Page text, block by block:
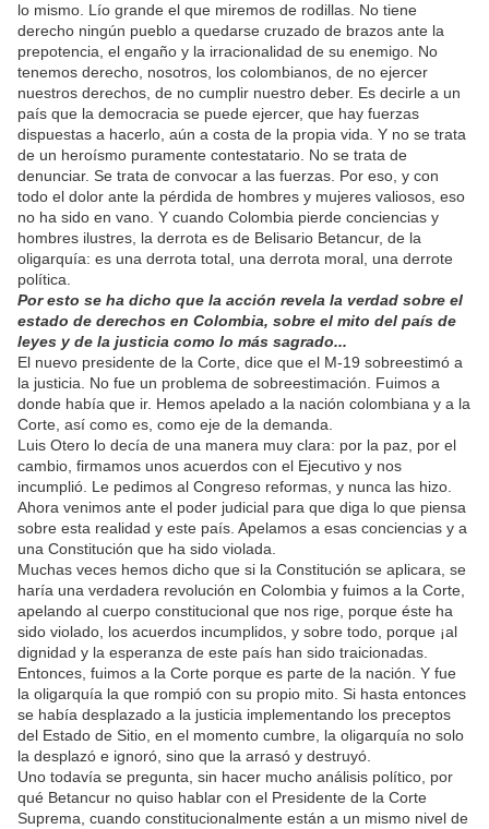
lo mismo. Lío grande el que miremos de rodillas. No tiene
derecho ningún pueblo a quedarse cruzado de brazos ante la
prepotencia, el engaño y la irracionalidad de su enemigo. No
tenemos derecho, nosotros, los colombianos, de no ejercer
nuestros derechos, de no cumplir nuestro deber. Es decirle a un
país que la democracia se puede ejercer, que hay fuerzas
dispuestas a hacerlo, aún a costa de la propia vida. Y no se trata
de un heroísmo puramente contestatario. No se trata de
denunciar. Se trata de convocar a las fuerzas. Por eso, y con
todo el dolor ante la pérdida de hombres y mujeres valiosos, eso
no ha sido en vano. Y cuando Colombia pierde conciencias y
hombres ilustres, la derrota es de Belisario Betancur, de la
oligarquía: es una derrota total, una derrota moral, una derrote
política.
Por esto se ha dicho que la acción revela la verdad sobre el
estado de derechos en Colombia, sobre el mito del país de
leyes y de la justicia como lo más sagrado...
El nuevo presidente de la Corte, dice que el M-19 sobreestimó a
la justicia. No fue un problema de sobreestimación. Fuimos a
donde había que ir. Hemos apelado a la nación colombiana y a la
Corte, así como es, como eje de la demanda.
Luis Otero lo decía de una manera muy clara: por la paz, por el
cambio, firmamos unos acuerdos con el Ejecutivo y nos
incumplió. Le pedimos al Congreso reformas, y nunca las hizo.
Ahora venimos ante el poder judicial para que diga lo que piensa
sobre esta realidad y este país. Apelamos a esas conciencias y a
una Constitución que ha sido violada.
Muchas veces hemos dicho que si la Constitución se aplicara, se
haría una verdadera revolución en Colombia y fuimos a la Corte,
apelando al cuerpo constitucional que nos rige, porque éste ha
sido violado, los acuerdos incumplidos, y sobre todo, porque ¡al
dignidad y la esperanza de este país han sido traicionadas.
Entonces, fuimos a la Corte porque es parte de la nación. Y fue
la oligarquía la que rompió con su propio mito. Si hasta entonces
se había desplazado a la justicia implementando los preceptos
del Estado de Sitio, en el momento cumbre, la oligarquía no solo
la desplazó e ignoró, sino que la arrasó y destruyó.
Uno todavía se pregunta, sin hacer mucho análisis político, por
qué Betancur no quiso hablar con el Presidente de la Corte
Suprema, cuando constitucionalmente están a un mismo nivel de